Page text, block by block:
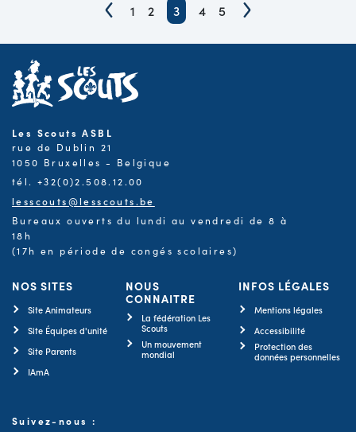
1 2 3 4 5
Les Scouts ASBL
rue de Dublin 21
1050 Bruxelles - Belgique
tél. +32(0)2.508.12.00
lesscouts@lesscouts.be
Bureaux ouverts du lundi au vendredi de 8 à
18h
(17h en période de congés scolaires)
NOS SITES
Site Animateurs
Site Équipes d'unité
Site Parents
IAmA
NOUS
CONNAITRE
La fédération Les
Scouts
Un mouvement
mondial
INFOS LÉGALES
Mentions légales
Accessibilité
Protection des
données personnelles
Suivez-nous :